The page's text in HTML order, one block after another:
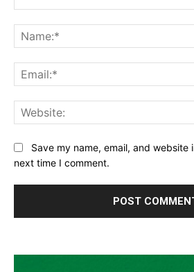
Save my name, email, and website
next time I comment.